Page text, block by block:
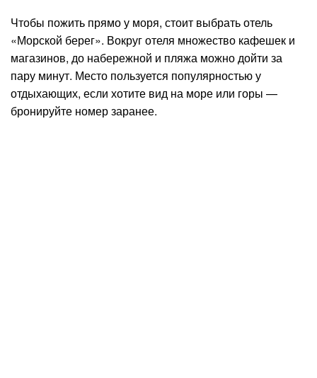
Чтобы пожить прямо у моря, стоит выбрать отель
«Морской берег». Вокруг отеля множество кафешек и
магазинов, до набережной и пляжа можно дойти за
пару минут. Место пользуется популярностью у
отдыхающих, если хотите вид на море или горы —
бронируйте номер заранее.